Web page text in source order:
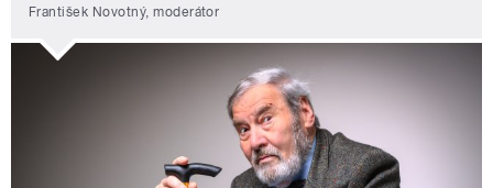
František Novotný, moderátor